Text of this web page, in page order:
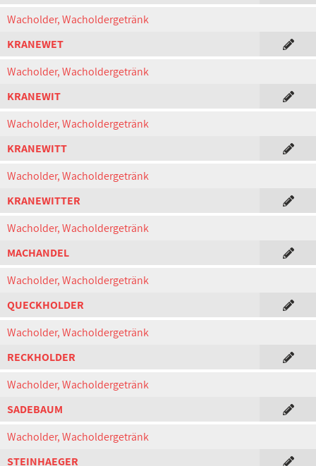
Wacholder, Wacholdergetränk
KRANEWET
Wacholder, Wacholdergetränk
KRANEWIT
Wacholder, Wacholdergetränk
KRANEWITT
Wacholder, Wacholdergetränk
KRANEWITTER
Wacholder, Wacholdergetränk
MACHANDEL
Wacholder, Wacholdergetränk
QUECKHOLDER
Wacholder, Wacholdergetränk
RECKHOLDER
Wacholder, Wacholdergetränk
SADEBAUM
Wacholder, Wacholdergetränk
STEINHAEGER